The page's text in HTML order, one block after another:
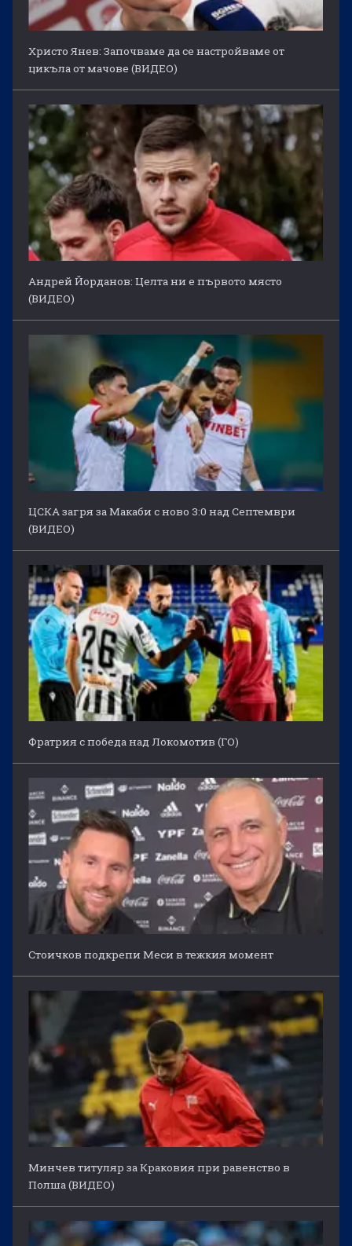
Христо Янев: Започваме да се настройваме от
цикъла от мачове (ВИДЕО)
Андрей Йорданов: Целта ни е първото място
(ВИДЕО)
ЦСКА загря за Макаби с ново 3:0 над Септември
(ВИДЕО)
Фратрия с победа над Локомотив (ГО)
Стоичков подкрепи Меси в тежкия момент
Минчев титуляр за Краковия при равенство в
Полша (ВИДЕО)